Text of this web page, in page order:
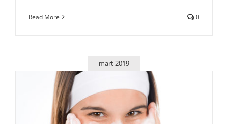
Read More 0
mart 2019